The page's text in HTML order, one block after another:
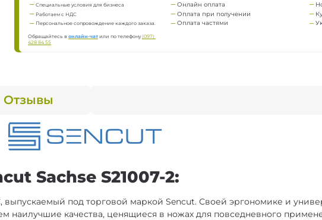
Специальные условия для бизнеса
Работаем с НДС
Персональное сопровождение каждого заказа.
Обращайтесь вонлайн-чатили по телефону(097)
428 84 55
Онлайн оплата
Оплата при получении
Оплата частями
Отзывы
Sachse S21007-2:
под торговой маркой Sencut. Своей эргономике и
качества, ценящиеся в ножах для повседневного